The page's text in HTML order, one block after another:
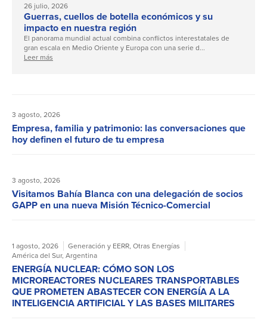
3 agosto, 2026
Empresa, familia y patrimonio: las conversaciones que
hoy definen el futuro de tu empresa
3 agosto, 2026
Visitamos Bahía Blanca con una delegación de socios
GAPP en una nueva Misión Técnico-Comercial
1 agosto, 2026 Generación y EERR, Otras Energías
América del Sur, Argentina
ENERGÍA NUCLEAR: CÓMO SON LOS
MICROREACTORES NUCLEARES TRANSPORTABLES
QUE PROMETEN ABASTECER CON ENERGÍA A LA
INTELIGENCIA ARTIFICIAL Y LAS BASES MILITARES
26 julio, 2026
Guerras, cuellos de botella económicos y su
impacto en nuestra región
El panorama mundial actual combina conflictos interestatales de
gran escala en Medio Oriente y Europa con una serie d...
Leer más